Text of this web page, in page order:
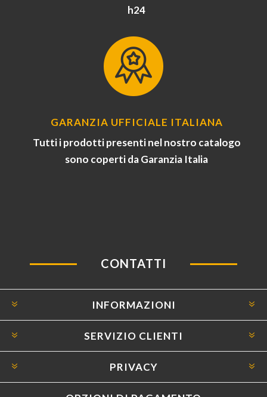
h24
GARANZIA UFFICIALE ITALIANA
Tutti i prodotti presenti nel nostro catalogo
sono coperti da Garanzia Italia
CONTATTI
INFORMAZIONI
SERVIZIO CLIENTI
PRIVACY